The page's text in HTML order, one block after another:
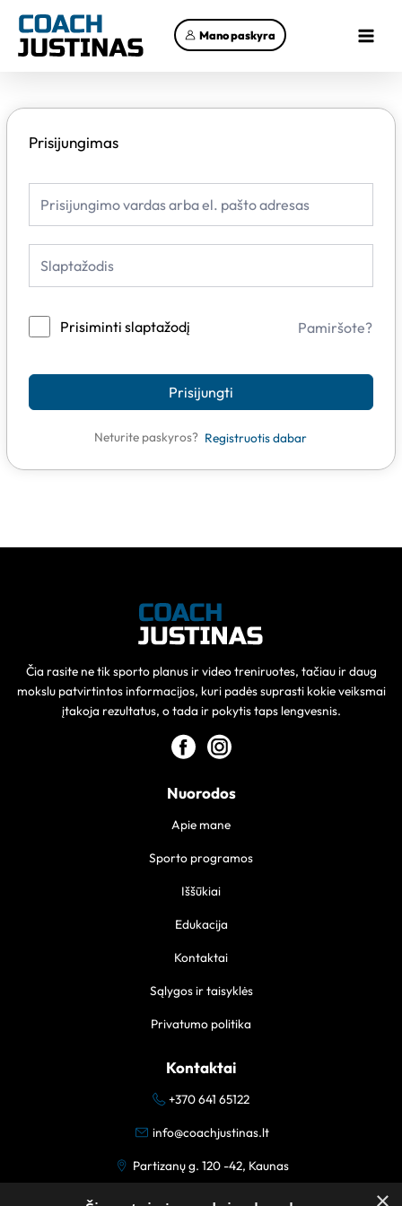
prie
turinio
Mano paskyra
Menu
Prisijungimas
Prisiminti slaptažodį Pamiršote?
Prisijungti
Neturite paskyros? Registruotis dabar
Čia rasite ne tik sporto planus ir video treniruotes, tačiau ir daug
mokslu patvirtintos informacijos, kuri padės suprasti kokie veiksmai
įtakoja rezultatus, o tada ir pokytis taps lengvesnis.
Nuorodos
Apie mane
Sporto programos
Iššūkiai
Edukacija
Kontaktai
Sąlygos ir taisyklės
Privatumo politika
Kontaktai
+370 641 65122
info@coachjustinas.lt
Partizanų g. 120 -42, Kaunas